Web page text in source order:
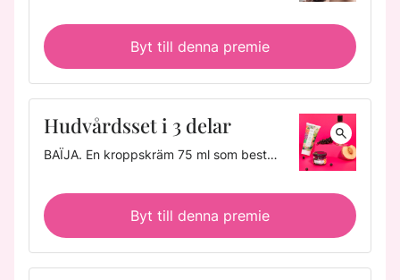
Byt till denna premie
Hudvårdsset i 3 delar
BAÏJA. En kroppskräm 75 ml som består av en blandning av svartvinbärsolja, persikokärnolja och jojobaester. En skonsam duschgel 100 ml med vegetabilisk kokosolja. Innehåller minst 96 % naturliga ingredienser och är dermatologiskt testad. En bodyscrub 50 g med välgörande ingredienser: havssalt, socker, extrakt från svarta vinbär och persikokärnor.
Byt till denna premie